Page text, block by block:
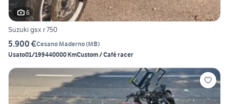
6
Suzuki gsx r 750
5.900 €Cesano Maderno(MB)
Usato01/199440000 KmCustom / Café racer